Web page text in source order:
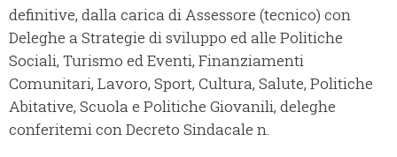
definitive, dalla carica di Assessore (tecnico) con
Deleghe a Strategie di sviluppo ed alle Politiche
Sociali, Turismo ed Eventi, Finanziamenti
Comunitari, Lavoro, Sport, Cultura, Salute, Politiche
Abitative, Scuola e Politiche Giovanili, deleghe
conferitemi con Decreto Sindacale n.